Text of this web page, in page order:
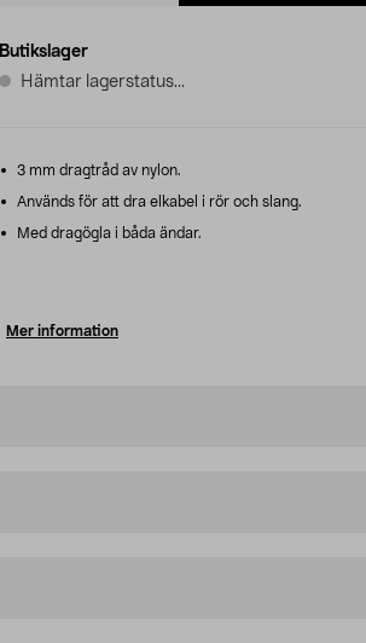
Butikslager
Hämtar lagerstatus...
3 mm dragtråd av nylon.
Används för att dra elkabel i rör och slang.
Med dragögla i båda ändar.
Mer information